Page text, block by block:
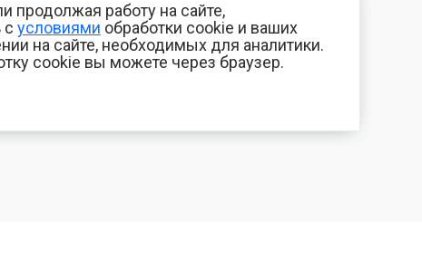
продолжая работу на сайте,
с условиями обработки cookie и ваших
на сайте, необходимых для аналитики.
cookie вы можете через браузер.